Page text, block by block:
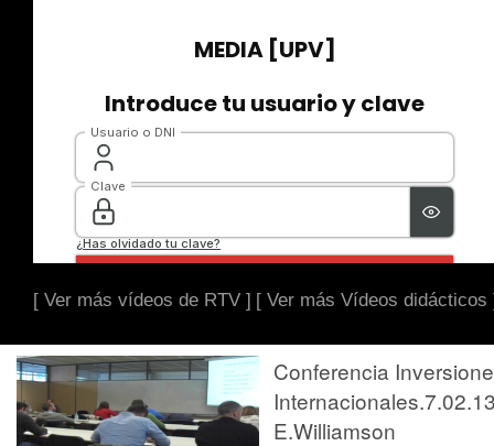
[ Ver más vídeos de RTV ] [ Ver más Vídeos didácticos
Conferencia
E.Williamson